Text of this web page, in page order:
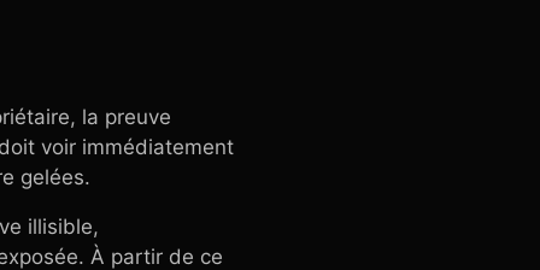
la preuve
voir immédiatement
gelées.
illisible,
À partir de ce